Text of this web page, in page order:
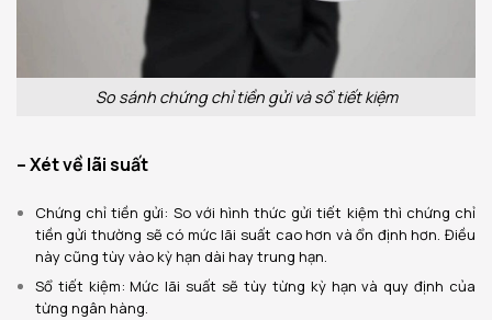
So sánh chứng chỉ tiền gửi và sổ tiết kiệm
– Xét về lãi suất
Chứng chỉ tiền gửi: So với hình thức gửi tiết kiệm thì chứng chỉ
tiền gửi thường sẽ có mức lãi suất cao hơn và ổn định hơn. Điều
này cũng tùy vào kỳ hạn dài hay trung hạn.
Sổ tiết kiệm: Mức lãi suất sẽ tùy từng kỳ hạn và quy định của
từng ngân hàng.